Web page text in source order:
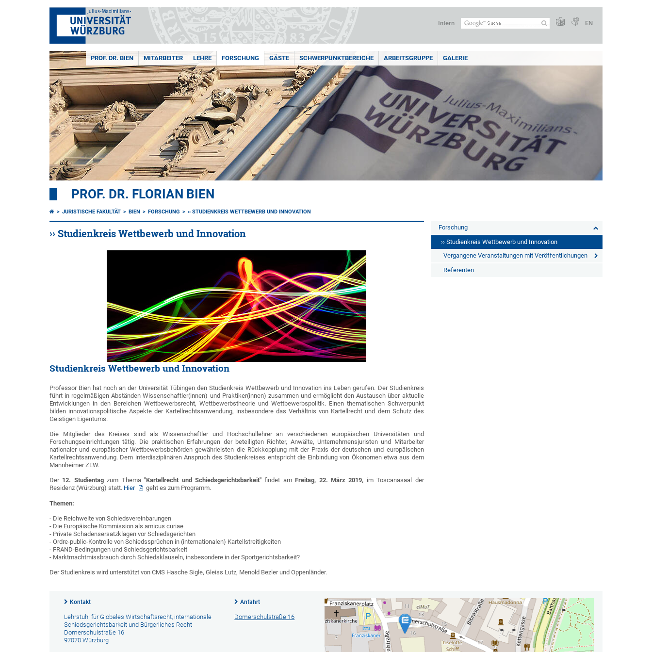
Intern EN
PROF. DR. BIEN MITARBEITER LEHRE FORSCHUNG GÄSTE SCHWERPUNKTBEREICHE ARBEITSGRUPPE GALERIE
PROF. DR. FLORIAN BIEN
JURISTISCHE FAKULTÄT BIEN FORSCHUNG ›› STUDIENKREIS WETTBEWERB UND INNOVATION
›› Studienkreis Wettbewerb und Innovation
Studienkreis Wettbewerb und Innovation
Professor Bien hat noch an der Universität Tübingen den Studienkreis Wettbewerb und Innovation ins Leben gerufen. Der Studienkreis
führt in regelmäßigen Abständen Wissenschaftler(innen) und Praktiker(innen) zusammen und ermöglicht den Austausch über aktuelle
Entwicklungen in den Bereichen Wettbewerbsrecht, Wettbewerbstheorie und Wettbewerbspolitik. Einen thematischen Schwerpunkt
bilden innovationspolitische Aspekte der Kartellrechtsanwendung, insbesondere das Verhältnis von Kartellrecht und dem Schutz des
Geistigen Eigentums.
Die Mitglieder des Kreises sind als Wissenschaftler und Hochschullehrer an verschiedenen europäischen Universitäten und
Forschungseinrichtungen tätig. Die praktischen Erfahrungen der beteiligten Richter, Anwälte, Unternehmensjuristen und Mitarbeiter
nationaler und europäischer Wettbewerbsbehörden gewährleisten die Rückkopplung mit der Praxis der deutschen und europäischen
Kartellrechtsanwendung. Dem interdisziplinären Anspruch des Studienkreises entspricht die Einbindung von Ökonomen etwa aus dem
Mannheimer ZEW.
Der 12. Studientagzum Thema"Kartellrecht und Schiedsgerichtsbarkeit"findet amFreitag, 22. März 2019, im Toscanasaal der
Residenz (Würzburg) statt. Hier geht es zum Programm.
Themen:
- Die Reichweite von Schiedsvereinbarungen
- Die Europäische Kommission als amicus curiae
- Private Schadensersatzklagen vor Schiedsgerichten
- Ordre-public-Kontrolle von Schiedssprüchen in (internationalen) Kartellstreitigkeiten
- FRAND-Bedingungen und Schiedsgerichtsbarkeit
- Marktmachtmissbrauch durch Schiedsklauseln, insbesondere in der Sportgerichtsbarkeit?
Der Studienkreis wird unterstützt von CMS Hasche Sigle, Gleiss Lutz, Menold Bezler und Oppenländer.
Forschung
›› Studienkreis Wettbewerb und Innovation
Vergangene Veranstaltungen mit Veröffentlichungen
Referenten
Kontakt
Lehrstuhl für Globales Wirtschaftsrecht, internationale
Schiedsgerichtsbarkeit und Bürgerliches Recht
Domerschulstraße 16
97070 Würzburg
Anfahrt
Domerschulstraße 16